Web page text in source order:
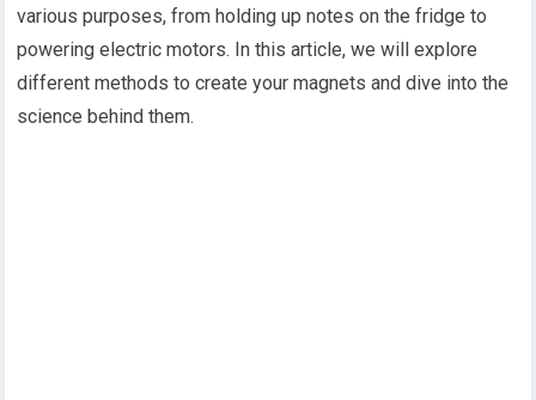
various purposes, from holding up notes on the fridge to
powering electric motors. In this article, we will explore
different methods to create your magnets and dive into the
science behind them.